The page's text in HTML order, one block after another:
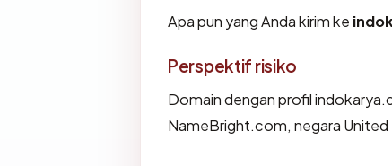
Apa pun yang Anda kirim ke
Perspektif risiko
Domain dengan profil
NameBright.com, negara